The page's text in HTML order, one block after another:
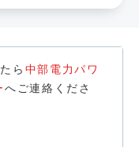
ら 中部電力パワ
へご連絡くださ